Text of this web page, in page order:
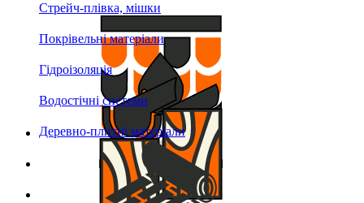
Стрейч-плівка, мішки
Покрівельні матеріали
Гідроізоляція
Водостічні системи
Деревно-плитні матеріали